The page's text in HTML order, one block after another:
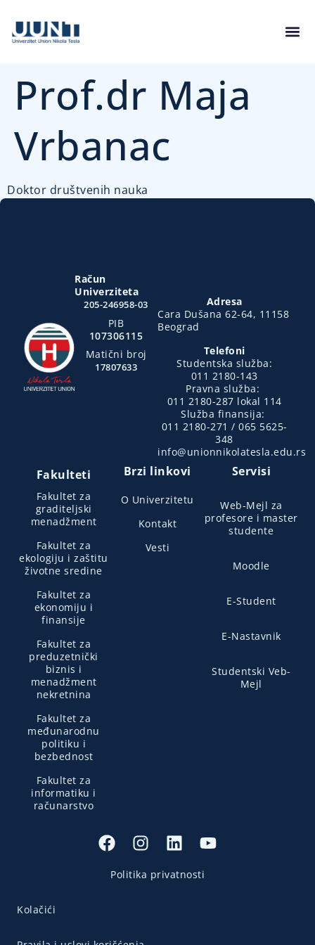
Prof.dr Maja
Vrbanac
Doktor društvenih nauka
Račun
Univerziteta
205-246958-03
PIB
107306115
Matični broj
17807633
Adresa
Cara Dušana 62-64, 11158
Beograd
Telefoni
Studentska služba:
011 2180-143
Pravna služba:
011 2180-287 lokal 114
Služba finansija:
011 2180-271 / 065 5625-
348
info@unionnikolatesla.edu.rs
Fakulteti
Fakultet za
graditeljski
menadžment
Fakultet za
ekologiju i zaštitu
životne sredine
Fakultet za
ekonomiju i
finansije
Fakultet za
preduzetnički
biznis i
menadžment
nekretnina
Fakultet za
međunarodnu
politiku i
bezbednost
Fakultet za
informatiku i
računarstvo
Brzi linkovi
O Univerzitetu
Kontakt
Vesti
Servisi
Web-Mejl za
profesore i master
studente
Moodle
E-Student
E-Nastavnik
Studentski Veb-
Mejl
Politika privatnosti
Kolačići